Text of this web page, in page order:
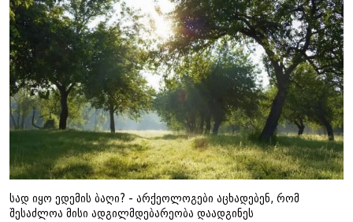
სად იყო ედემის ბაღი? - არქეოლოგები აცხადებენ, რომ
შესაძლოა მისი ადგილმდებარეობა დაადგინეს